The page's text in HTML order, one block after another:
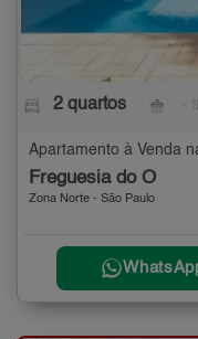
2 quartos
Apartamento à Venda
Freguesia do Ó
Zona Norte - São Paulo